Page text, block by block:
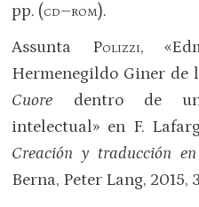
pp. (cd–rom).
Assunta Polizzi,
Hermenegildo Giner de
Cuore dentro de
intelectual» en F.
Creación y traducción
Berna, Peter Lang, 2015,